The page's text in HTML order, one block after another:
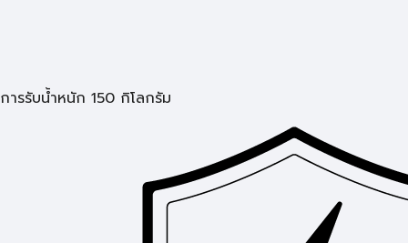
การรับน้ำหนัก 150 กิโลกรัม